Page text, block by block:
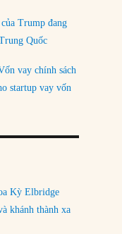
Trump đang
Quốc
vay chính sách
startup vay vốn
Kỳ Elbridge
khánh thành xa